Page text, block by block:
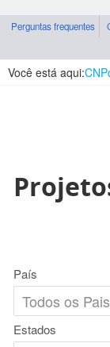
Perguntas frequentes
Você está aqui:
País
Estados